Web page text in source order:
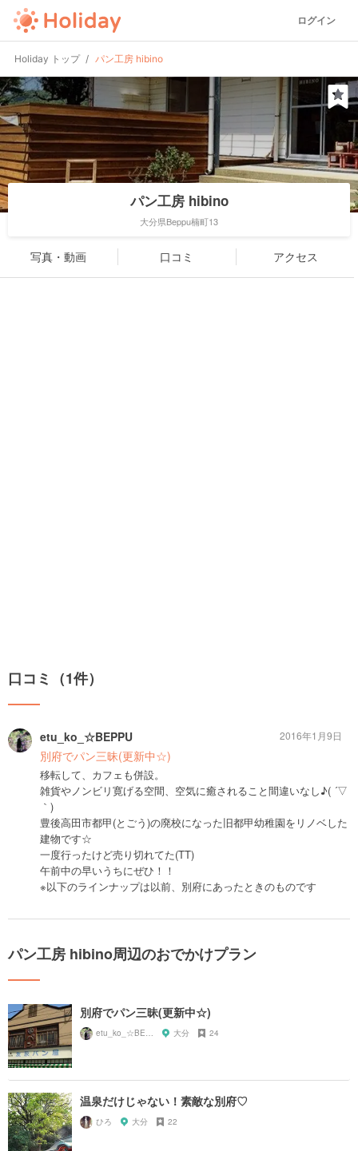
ログイン
Holiday トップ パン工房 hibino
パン工房 hibino
大分県Beppu楠町13
写真・動画 口コミ アクセス
口コミ（1件）
etu_ko_☆BEPPU
別府でパン三昧(更新中☆)
移転して、カフェも併設。
雑貨やノンビリ寛げる空間、空気に癒されること間違いなし♪( ´▽
｀)
豊後高田市都甲(とごう)の廃校になった旧都甲幼稚園をリノベした
建物です☆
一度行ったけど売り切れてた(TT)
午前中の早いうちにぜひ！！
※以下のラインナップは以前、別府にあったときのものです
2016年1月9日
パン工房 hibino周辺のおでかけプラン
別府でパン三昧(更新中☆)
大分 24
温泉だけじゃない！素敵な別府♡
ひろ 大分 22